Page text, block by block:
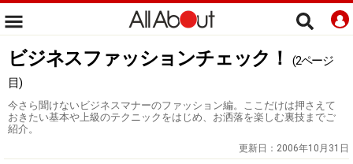
ビジネスファッションチェック！
(2ページ
目)
今さら聞けないビジネスマナーのファッション編。ここだけは押さえて
おきたい基本や上級のテクニックをはじめ、お洒落を楽しむ裏技までご
紹介。
更新日： 2006年10月31日